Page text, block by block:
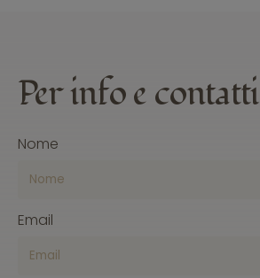
Perinfoe contatti
Nome
Email